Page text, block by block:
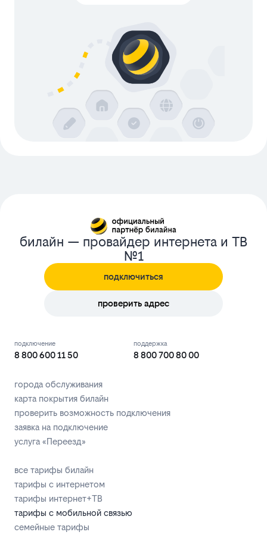
билайн — провайдер интернета и ТВ
№1
подключиться
проверить адрес
подключение
8 800 600 11 50
поддержка
8 800 700 80 00
города обслуживания
карта покрытия билайн
проверить возможность подключения
заявка на подключение
услуга «Переезд»
все тарифы билайн
тарифы с интернетом
тарифы интернет+ТВ
тарифы с мобильной связью
семейные тарифы